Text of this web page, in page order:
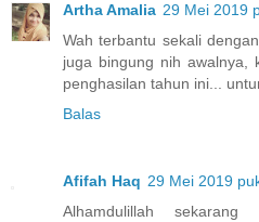
Artha Amalia 29 Mei 2019
Wah terbantu sekali
juga bingung nih awalnya,
penghasilan tahun ini...
Balas
Afifah Haq 29 Mei 2019
Alhamdulillah